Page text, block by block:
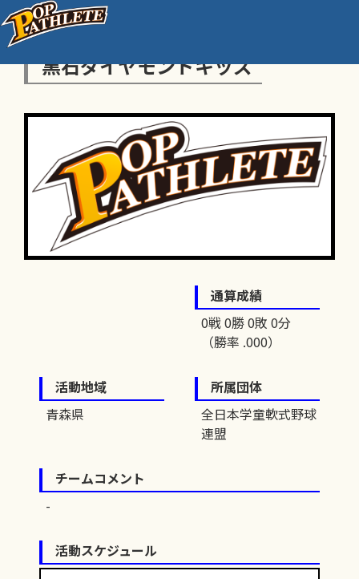
黒石ダイヤモンドキッズ
通算成績
0戦 0勝 0敗 0分
（勝率 .000）
活動地域
青森県
所属団体
全日本学童軟式野球
連盟
チームコメント
活動スケジュール